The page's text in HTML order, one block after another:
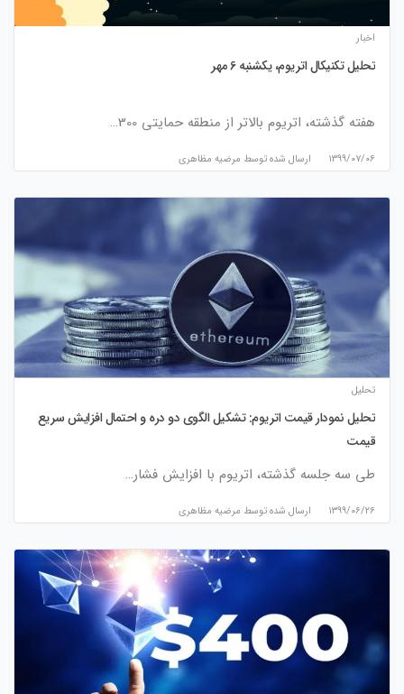
اخبار
تحلیل تکنیکال اتریوم، یکشنبه 6 مهر
هفته گذشته، اتریوم بالاتر از منطقه حمایتی 300…
۱۳۹۹/۰۷/۰۶ ارسال شده توسط مرضیه مظاهری
تحلیل
تحلیل نمودار قیمت اتریوم: تشکیل الگوی دو دره و احتمال افزایش سریع
قیمت
طی سه جلسه گذشته، اتریوم با افزایش فشار…
۱۳۹۹/۰۶/۲۶ ارسال شده توسط مرضیه مظاهری